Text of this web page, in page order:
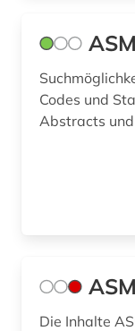
Codes und
Abstracts
Die Inhalte ASME Journals ASME Conference